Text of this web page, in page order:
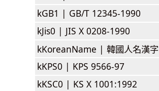
kGB1 | GB/T 12345-1990
kJis0 | JIS X 0208-1990
kKoreanName | 韓國人名漢字
kKPS0 | KPS 9566-97
kKSC0 | KS X 1001:1992